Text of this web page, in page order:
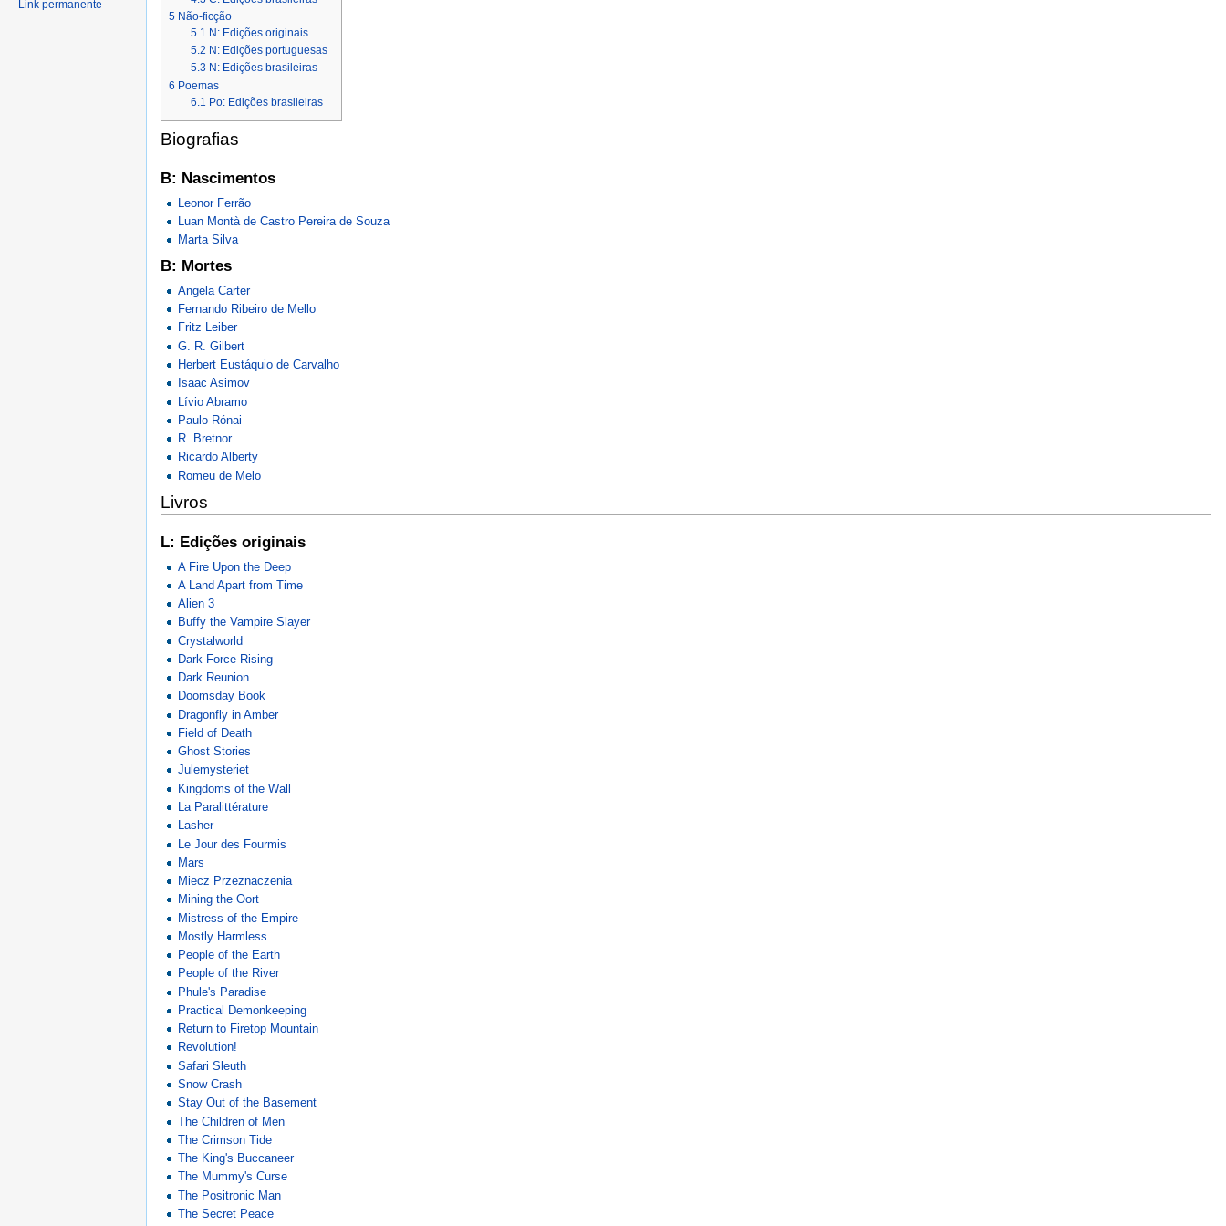
5 Não-ficção
5.1 N: Edições originais
5.2 N: Edições portuguesas
5.3 N: Edições brasileiras
6 Poemas
6.1 Po: Edições brasileiras
Biografias
B: Nascimentos
Leonor Ferrão
Luan Montà de Castro Pereira de Souza
Marta Silva
B: Mortes
Angela Carter
Fernando Ribeiro de Mello
Fritz Leiber
G. R. Gilbert
Herbert Eustáquio de Carvalho
Isaac Asimov
Lívio Abramo
Paulo Rónai
R. Bretnor
Ricardo Alberty
Romeu de Melo
Livros
L: Edições originais
A Fire Upon the Deep
A Land Apart from Time
Alien 3
Buffy the Vampire Slayer
Crystalworld
Dark Force Rising
Dark Reunion
Doomsday Book
Dragonfly in Amber
Field of Death
Ghost Stories
Julemysteriet
Kingdoms of the Wall
La Paralittérature
Lasher
Le Jour des Fourmis
Mars
Miecz Przeznaczenia
Mining the Oort
Mistress of the Empire
Mostly Harmless
People of the Earth
People of the River
Phule's Paradise
Practical Demonkeeping
Return to Firetop Mountain
Revolution!
Safari Sleuth
Snow Crash
Stay Out of the Basement
The Children of Men
The Crimson Tide
The King's Buccaneer
The Mummy's Curse
The Positronic Man
The Secret Peace
Link permanente